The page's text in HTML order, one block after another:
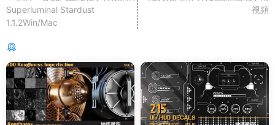
Superluminal Stardust
1.1.2Win/Mac
視頻